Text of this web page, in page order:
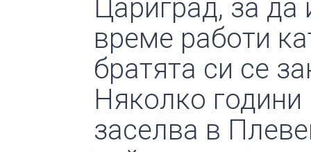
Цариград, за да
време работи
братята си се
Няколко
заселва в